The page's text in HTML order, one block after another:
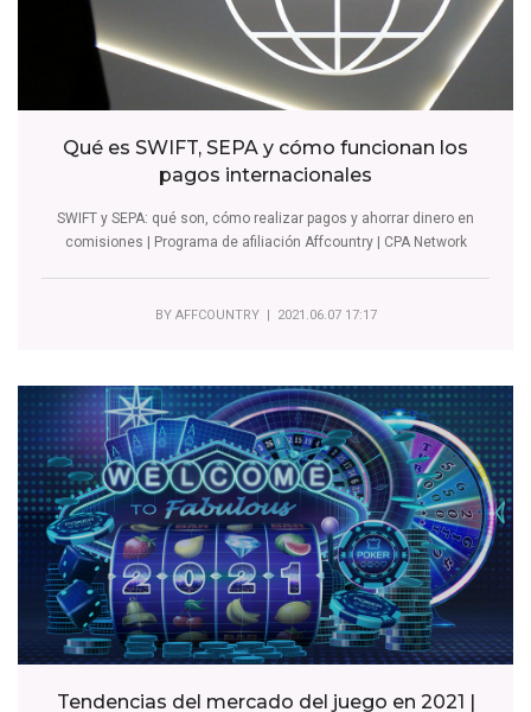
Qué es SWIFT, SEPA y cómo funcionan los
pagos internacionales
SWIFT y SEPA: qué son, cómo realizar pagos y ahorrar dinero en
comisiones | Programa de afiliación Affcountry | CPA Network
BY AFFCOUNTRY| 2021.06.07 17:17
Tendencias del mercado del juego en 2021 |